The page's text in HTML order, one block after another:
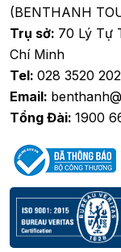
(BENTHANH
Trụ sở: 70 Lý Tự
Chí Minh
Tel: 028 3520
Email:
Tổng Đài: 1900